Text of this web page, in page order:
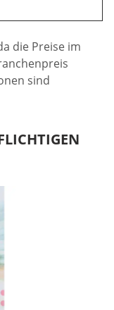
die Preise im
sind